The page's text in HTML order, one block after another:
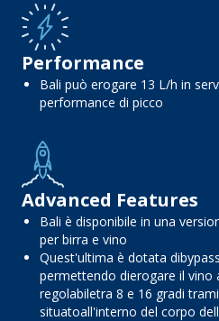
Performance
Bali può erogare 13 L/h in
performance di picco
Advanced Features
Bali è disponibile in una
per birra e vino
Quest'ultima è dotata
permettendo dierogare il
regolabiletra 8 e 16 gradi
situatoall'interno del corpo